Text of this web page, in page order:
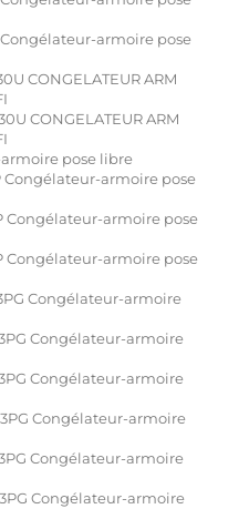
Congélateur-armoire pose
CONGELATEUR ARM
CONGELATEUR ARM
pose libre
Congélateur-armoire pose
Congélateur-armoire pose
Congélateur-armoire pose
Congélateur-armoire
Congélateur-armoire
Congélateur-armoire
Congélateur-armoire
Congélateur-armoire
Congélateur-armoire